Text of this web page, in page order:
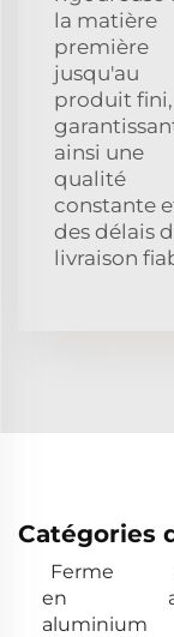
la matière
première
jusqu'au
produit fini,
ainsi une
qualité
constante
des délais
livraison
Catégories
Ferme
en
aluminium